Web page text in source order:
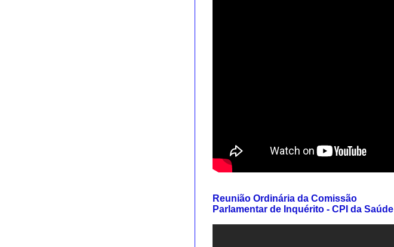
Reunião Ordinária da Comissão
Parlamentar de Inquérito - CPI da Saúde